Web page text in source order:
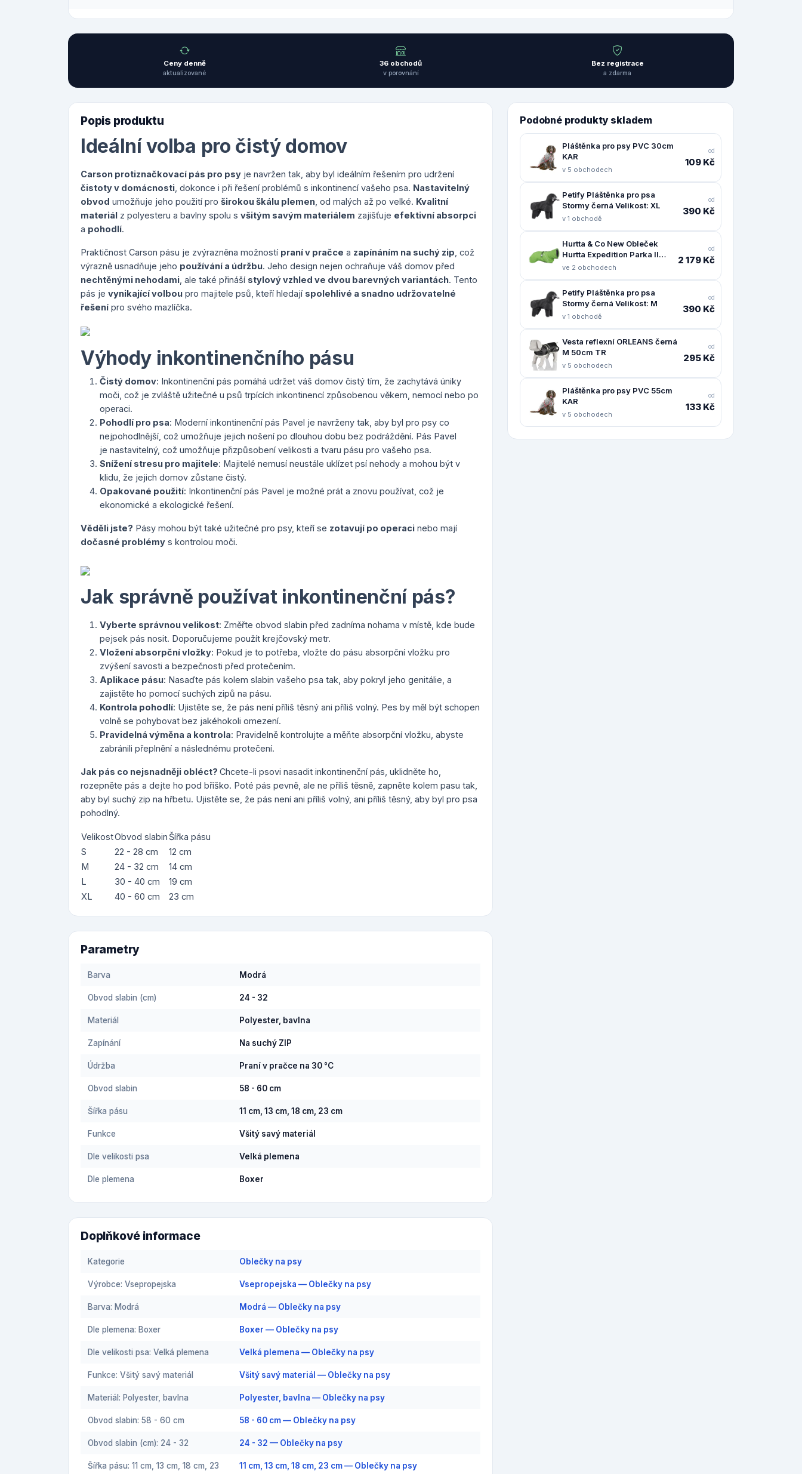
Ceny denně
aktualizované
36 obchodů
v porovnání
Bez registrace
a zdarma
Popis produktu
Ideální volba pro čistý domov
Carson protiznačkovací pás pro psy je navržen tak, aby byl ideálním řešením pro udržení
čistoty v domácnosti , dokonce i při řešení problémů s inkontinencí vašeho psa. Nastavitelný
obvod umožňuje jeho použití pro širokou škálu plemen , od malých až po velké. Kvalitní
materiál z polyesteru a bavlny spolu s všitým savým materiálem zajišťuje efektivní absorpci
a pohodlí.
Praktičnost Carson pásu je zvýrazněna možností praní v pračce a zapínáním na suchý zip , což
výrazně usnadňuje jeho používání a údržbu. Jeho design nejen ochraňuje váš domov před
nechtěnými nehodami , ale také přináší stylový vzhled ve dvou barevných variantách. Tento
pás je vynikající volbou pro majitele psů, kteří hledají spolehlivé a snadno udržovatelné
řešení pro svého mazlíčka.
Výhody inkontinenčního pásu
Čistý domov: Inkontinenční pás pomáhá udržet váš domov čistý tím, že zachytává úniky
moči, což je zvláště užitečné u psů trpících inkontinencí způsobenou věkem, nemocí nebo po
operaci.
Pohodlí pro psa: Moderní inkontinenční pás Pavel je navrženy tak, aby byl pro psy co
nejpohodlnější, což umožňuje jejich nošení po dlouhou dobu bez podráždění. Pás Pavel
je nastavitelný, což umožňuje přizpůsobení velikosti a tvaru pásu pro vašeho psa.
Snížení stresu pro majitele: Majitelé nemusí neustále uklízet psí nehody a mohou být v
klidu, že jejich domov zůstane čistý.
Opakované použití: Inkontinenční pás Pavel je možné prát a znovu používat, což je
ekonomické a ekologické řešení.
Věděli jste? Pásy mohou být také užitečné pro psy, kteří se zotavují po operaci nebo mají
dočasné problémy s kontrolou moči.
Jak správně používat inkontinenční pás?
Vyberte správnou velikost: Změřte obvod slabin před zadníma nohama v místě, kde bude
pejsek pás nosit. Doporučujeme použít krejčovský metr.
Vložení absorpční vložky: Pokud je to potřeba, vložte do pásu absorpční vložku pro
zvýšení savosti a bezpečnosti před protečením.
Aplikace pásu: Nasaďte pás kolem slabin vašeho psa tak, aby pokryl jeho genitálie, a
zajistěte ho pomocí suchých zipů na pásu.
Kontrola pohodlí: Ujistěte se, že pás není příliš těsný ani příliš volný. Pes by měl být schopen
volně se pohybovat bez jakéhokoli omezení.
Pravidelná výměna a kontrola: Pravidelně kontrolujte a měňte absorpční vložku, abyste
zabránili přeplnění a následnému protečení.
Jak pás co nejsnadněji obléct? Chcete-li psovi nasadit inkontinenční pás, uklidněte ho,
rozepněte pás a dejte ho pod bříško. Poté pás pevně, ale ne příliš těsně, zapněte kolem pasu tak,
aby byl suchý zip na hřbetu. Ujistěte se, že pás není ani příliš volný, ani příliš těsný, aby byl pro psa
pohodlný.
VelikostObvod slabin Šířka pásu
S
22 - 28 cm
12 cm
M
24 - 32 cm
14 cm
L
30 - 40 cm
19 cm
XL
40 - 60 cm 23 cm
Parametry
Barva Modrá
Obvod slabin (cm) 24 - 32
Materiál Polyester, bavlna
Zapínání Na suchý ZIP
Údržba Praní v pračce na 30 °C
Obvod slabin 58 - 60 cm
Šířka pásu 11 cm, 13 cm, 18 cm, 23 cm
Funkce Všitý savý materiál
Dle velikosti psa Velká plemena
Dle plemena Boxer
Doplňkové informace
Kategorie Oblečky na psy
Výrobce: Vsepropejska Vsepropejska — Oblečky na psy
Barva: Modrá Modrá — Oblečky na psy
Dle plemena: Boxer Boxer — Oblečky na psy
Dle velikosti psa: Velká plemena Velká plemena — Oblečky na psy
Funkce: Všitý savý materiál Všitý savý materiál — Oblečky na psy
Materiál: Polyester, bavlna Polyester, bavlna — Oblečky na psy
Obvod slabin: 58 - 60 cm 58 - 60 cm — Oblečky na psy
Obvod slabin (cm): 24 - 32 24 - 32 — Oblečky na psy
Šířka pásu: 11 cm, 13 cm, 18 cm, 23
11 cm, 13 cm, 18 cm, 23 cm — Oblečky na psy
Podobné produkty skladem
Pláštěnka pro psy PVC 30cm
KAR
v 5 obchodech
od
109 Kč
Petify Pláštěnka pro psa
Stormy černá Velikost: XL
v 1 obchodě
od
390 Kč
Hurtta & Co New Obleček
Hurtta Expedition Parka II
petrželový 55
ve 2 obchodech
od
2 179 Kč
Petify Pláštěnka pro psa
Stormy černá Velikost: M
v 1 obchodě
od
390 Kč
Vesta reflexní ORLEANS černá
M 50cm TR
v 5 obchodech
od
295 Kč
Pláštěnka pro psy PVC 55cm
KAR
v 5 obchodech
od
133 Kč